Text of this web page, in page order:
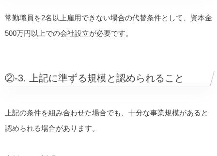
常勤職員を2名以上雇用できない場合の代替条件として、資本金
500万円以上での会社設立が必要です。
②-3. 上記に準ずる規模と認められること
上記の条件を組み合わせた場合でも、十分な事業規模があると
認められる場合があります。